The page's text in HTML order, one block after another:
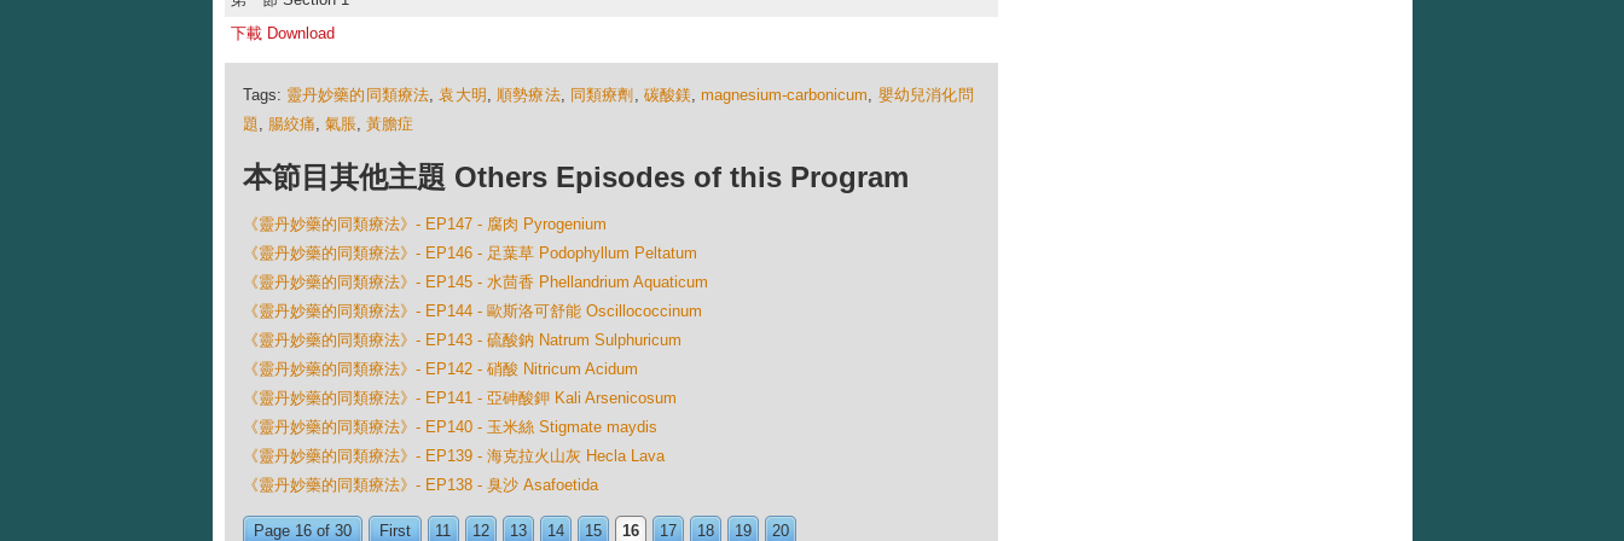
下載 Download
Tags: 靈丹妙藥的同類療法,袁大明 , 順勢療法, 同類療劑 , 碳酸鎂,magnesium-carbonicum, 嬰幼兒消化問
題, 腸絞痛, 氣脹, 黃膽症
本節目其他主題 Others Episodes of this Program
《靈丹妙藥的同類療法》- EP147 - 腐肉 Pyrogenium
《靈丹妙藥的同類療法》- EP146 - 足葉草 Podophyllum Peltatum
《靈丹妙藥的同類療法》- EP145 - 水茴香 Phellandrium Aquaticum
《靈丹妙藥的同類療法》- EP144 - 歐斯洛可舒能 Oscillococcinum
《靈丹妙藥的同類療法》- EP143 - 硫酸鈉 Natrum Sulphuricum
《靈丹妙藥的同類療法》- EP142 - 硝酸 Nitricum Acidum
《靈丹妙藥的同類療法》- EP141 - 亞砷酸鉀 Kali Arsenicosum
《靈丹妙藥的同類療法》- EP140 - 玉米絲 Stigmate maydis
《靈丹妙藥的同類療法》- EP139 - 海克拉火山灰 Hecla Lava
《靈丹妙藥的同類療法》- EP138 - 臭沙 Asafoetida
Page 16 of 30 First 11 12 13 14 15 16 17 18 19 20